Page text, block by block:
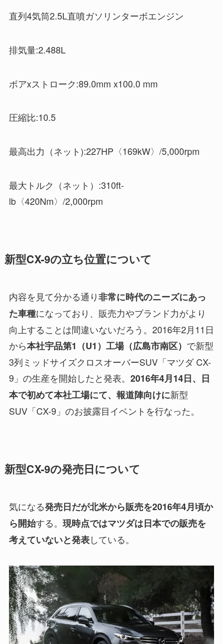
直列4気筒2.5L直噴ガソリンターボエンジン
排気量:2.488L
ボアxストローク:89.0mm x100.0 mm
圧縮比:10.5
最高出力（ネット):227HP〈169kW〉/5,000rpm
最大トルク（ネット）:310ft-
lb〈420Nm〉/2,000rpm
新型CX-9の立ち位置について
内容を見て分かる通り非常に時代のニーズにあっ
た車種になっており、販売力やブランド力がより
向上することは間違いないだろう。2016年2月11日
から本社宇品第1（U1）工場（広島市南区） で新型
3列ミッドサイズクロスオーバーSUV「マツダ CX-
9」の生産を開始したと発表。 2016年4月14日、日
本で初めて本社工場にて、報道陣向けに新型
SUV「CX-9」のお披露目イベントを行なった。
新型CX-9の発売日について
気になる発売日だが北米から販売を2016年4月頃か
ら開始する。 現時点ではマツダは日本での販売を
考えていないと発表している。